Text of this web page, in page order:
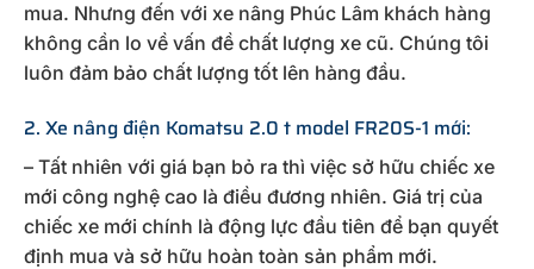
mua. Nhưng đến với xe nâng Phúc Lâm khách hàng
không cần lo về vấn đề chất lượng xe cũ. Chúng tôi
luôn đảm bảo chất lượng tốt lên hàng đầu.
2. Xe nâng điện Komatsu 2.0 t model FR20S-1 mới:
– Tất nhiên với giá bạn bỏ ra thì việc sở hữu chiếc xe
mới công nghệ cao là điều đương nhiên. Giá trị của
chiếc xe mới chính là động lực đầu tiên để bạn quyết
định mua và sở hữu hoàn toàn sản phẩm mới.